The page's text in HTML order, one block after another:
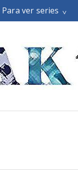
Para ver series